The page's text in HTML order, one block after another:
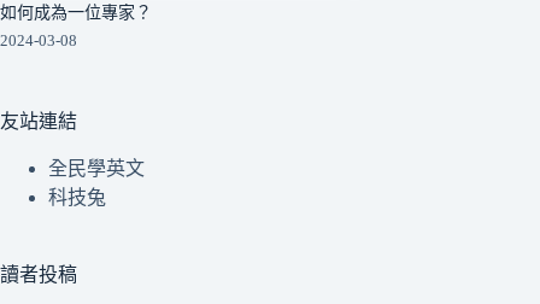
如何成為一位專家？
2024-03-08
友站連結
全民學英文
科技兔
讀者投稿